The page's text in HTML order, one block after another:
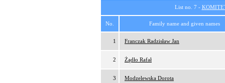
List no. 7 -
No. Family name and given names
1 Franczak Radzisław Jan
2 Żądło Rafał
3 Modzelewska Dorota